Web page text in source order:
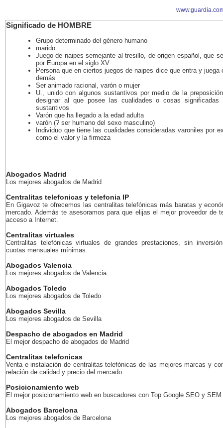
Significado de HOMBRE
Grupo determinado del género humano
marido.
Juego de naipes semejante al tresillo, de origen español, que
por Europa en el siglo XV
Persona que en ciertos juegos de naipes dice que entra y juega
demás
Ser animado racional, varón o mujer
U., unido con algunos sustantivos por medio de la
designar al que posee las cualidades o cosas significadas
sustantivos
Varón que ha llegado a la edad adulta
varón (? ser humano del sexo masculino)
Individuo que tiene las cualidades consideradas varoniles por
como el valor y la firmeza
Abogados Madrid
Los mejores abogados de Madrid
Centralitas telefonicas y telefonia IP
En Gigavoz te ofrecemos las centralitas telefónicas más baratas y
mercado. Además te asesoramos para que elijas el mejor proveedor de
acceso a Internet.
Centralitas virtuales
Centralitas telefónicas virtuales de grandes prestaciones, sin
cuotas mensuales mínimas.
Abogados Valencia
Los mejores abogados de Valencia
Abogados Toledo
Los mejores abogados de Toledo
Abogados Sevilla
Los mejores abogados de Sevilla
Despacho de abogados en Madrid
El mejor despacho de abogados de Madrid
Centralitas telefonicas
Venta e instalación de centralitas telefónicas de las mejores marcas y
relación de calidad y precio del mercado.
Posicionamiento web
El mejor posicionamiento web en buscadores con Top Google SEO y SEM
Abogados Barcelona
Los mejores abogados de Barcelona